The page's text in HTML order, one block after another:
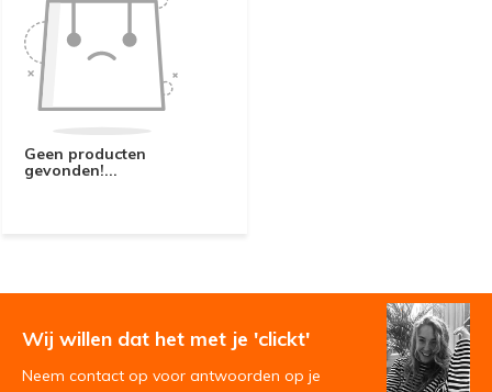
Geen producten
gevonden!...
Wij willen dat het met je 'clickt'
Neem contact op voor antwoorden op je